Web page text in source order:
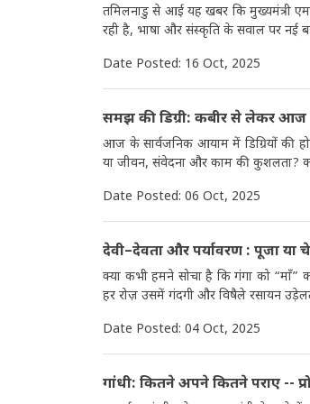
तमिलनाडु से आई यह खबर कि मुख्यमंत्री
रही है, भाषा और संस्कृति के सवाल पर नई
Date Posted: 16 Oct, 2025
समझ की डिग्री: कबीर से लेकर आज
आज के सार्वजनिक आयाम में डिग्रियों की
या जीवन, संवेदना और काम की कुशलता?
Date Posted: 06 Oct, 2025
देवी–देवता और पर्यावरण : पूजा या
क्या कभी हमने सोचा है कि गंगा को
हर रोज़ उसमें गंदगी और विषैले रसायन
Date Posted: 04 Oct, 2025
गांधी: कितने अपने कितने पराए --